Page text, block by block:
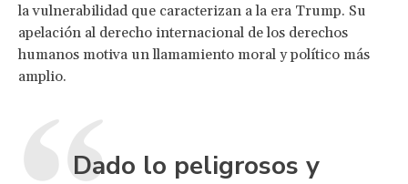
la vulnerabilidad que caracterizan a la era Trump. Su
apelación al derecho internacional de los derechos
humanos motiva un llamamiento moral y político más
amplio.
Dado lo peligrosos y